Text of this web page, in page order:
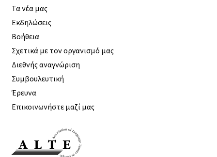
Τα νέα μας
Εκδηλώσεις
Βοήθεια
Σχετικά με τον οργανισμό μας
Διεθνής αναγνώριση
Συμβουλευτική
Έρευνα
Επικοινωνήστε μαζί μας